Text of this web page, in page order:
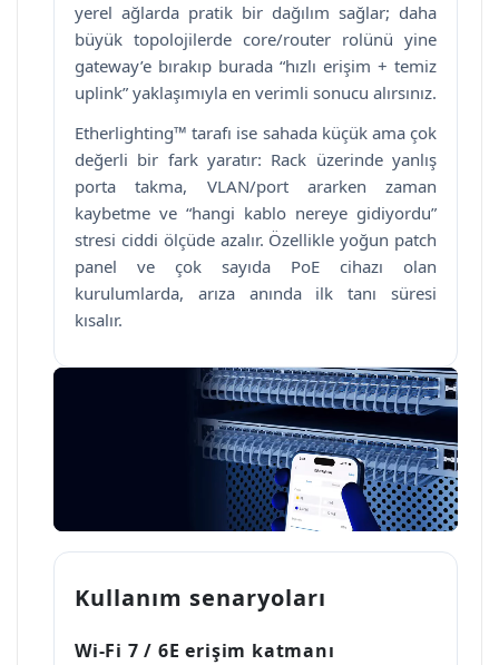
yerel ağlarda pratik bir dağılım sağlar; daha
büyük topolojilerde core/router rolünü yine
gateway’e bırakıp burada “hızlı erişim + temiz
uplink” yaklaşımıyla en verimli sonucu alırsınız.
Etherlighting™ tarafı ise sahada küçük ama çok
değerli bir fark yaratır: Rack üzerinde yanlış
porta takma, VLAN/port ararken zaman
kaybetme ve “hangi kablo nereye gidiyordu”
stresi ciddi ölçüde azalır. Özellikle yoğun patch
panel ve çok sayıda PoE cihazı olan
kurulumlarda, arıza anında ilk tanı süresi
kısalır.
Kullanım senaryoları
Wi-Fi 7 / 6E erişim katmanı